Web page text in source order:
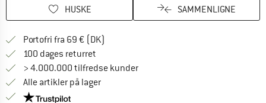
HUSKE SAMMENLIGNE
Portofri fra 69 € (DK)
100 dages returret
> 4.000.000 tilfredse kunder
Alle artikler på lager
Vi er Trustpilot-certificeret - oplysningerne får du